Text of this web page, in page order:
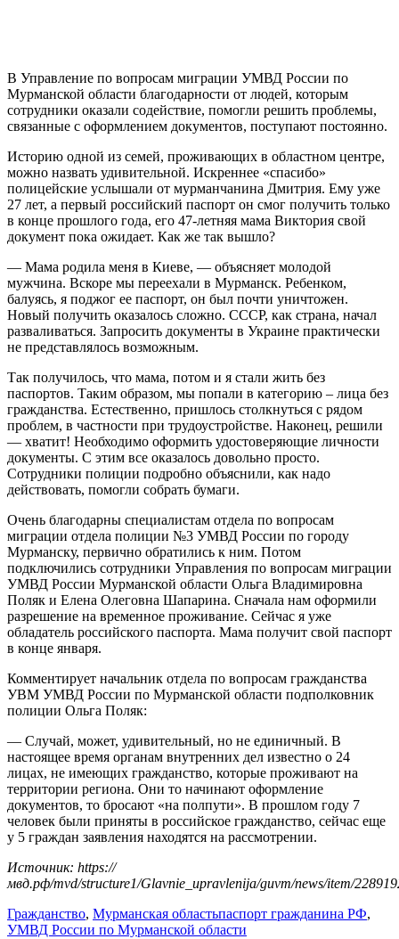
В Управление по вопросам миграции УМВД России по
Мурманской области благодарности от людей, которым
сотрудники оказали содействие, помогли решить проблемы,
связанные с оформлением документов, поступают постоянно.
Историю одной из семей, проживающих в областном центре,
можно назвать удивительной. Искреннее «спасибо»
полицейские услышали от мурманчанина Дмитрия. Ему уже
27 лет, а первый российский паспорт он смог получить только
в конце прошлого года, его 47-летняя мама Виктория свой
документ пока ожидает. Как же так вышло?
— Мама родила меня в Киеве, — объясняет молодой
мужчина. Вскоре мы переехали в Мурманск. Ребенком,
балуясь, я поджог ее паспорт, он был почти уничтожен.
Новый получить оказалось сложно. СССР, как страна, начал
разваливаться. Запросить документы в Украине практически
не представлялось возможным.
Так получилось, что мама, потом и я стали жить без
паспортов. Таким образом, мы попали в категорию – лица без
гражданства. Естественно, пришлось столкнуться с рядом
проблем, в частности при трудоустройстве. Наконец, решили
— хватит! Необходимо оформить удостоверяющие личности
документы. С этим все оказалось довольно просто.
Сотрудники полиции подробно объяснили, как надо
действовать, помогли собрать бумаги.
Очень благодарны специалистам отдела по вопросам
миграции отдела полиции №3 УМВД России по городу
Мурманску, первично обратились к ним. Потом
подключились сотрудники Управления по вопросам миграции
УМВД России Мурманской области Ольга Владимировна
Поляк и Елена Олеговна Шапарина. Сначала нам оформили
разрешение на временное проживание. Сейчас я уже
обладатель российского паспорта. Мама получит свой паспорт
в конце января.
Комментирует начальник отдела по вопросам гражданства
УВМ УМВД России по Мурманской области подполковник
полиции Ольга Поляк:
— Случай, может, удивительный, но не единичный. В
настоящее время органам внутренних дел известно о 24
лицах, не имеющих гражданство, которые проживают на
территории региона. Они то начинают оформление
документов, то бросают «на полпути». В прошлом году 7
человек были приняты в российское гражданство, сейчас еще
у 5 граждан заявления находятся на рассмотрении.
Источник: https://
мвд.рф/mvd/structure1/Glavnie_upravlenija/guvm/news/item/
Гражданство, Мурманская областьпаспорт гражданина РФ,
УМВД России по Мурманской области